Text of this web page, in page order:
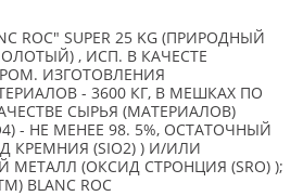
ROC" SUPER 25 KG (ПРИРОДНЫЙ
, ИСП. В КАЧЕСТЕ
ИЗГОТОВЛЕНИЯ
- 3600 КГ, В МЕШКАХ ПО
СЫРЬЯ (МАТЕРИАЛОВ)
- НЕ МЕНЕЕ 98. 5%, ОСТАТОЧНЫЙ
КРЕМНИЯ (SIO2) ) И/ИЛИ
(ОКСИД СТРОНЦИЯ (SRO) );
BLANC ROC